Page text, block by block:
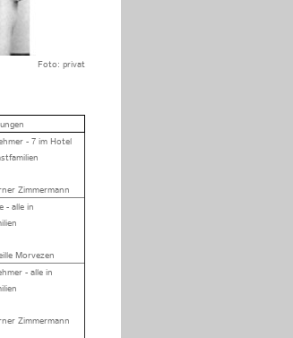
Foto: privat
- 7 im Hotel
Zimmermann
- alle in
Morvezen
- alle in
Zimmermann